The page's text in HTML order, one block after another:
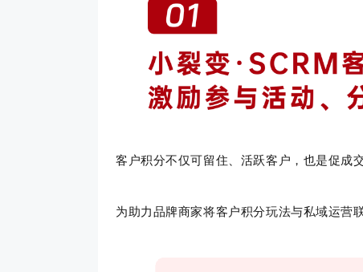
客户积分不仅可留住、活跃客户，也是促成
为助力品牌商家将客户积分玩法与私域运营